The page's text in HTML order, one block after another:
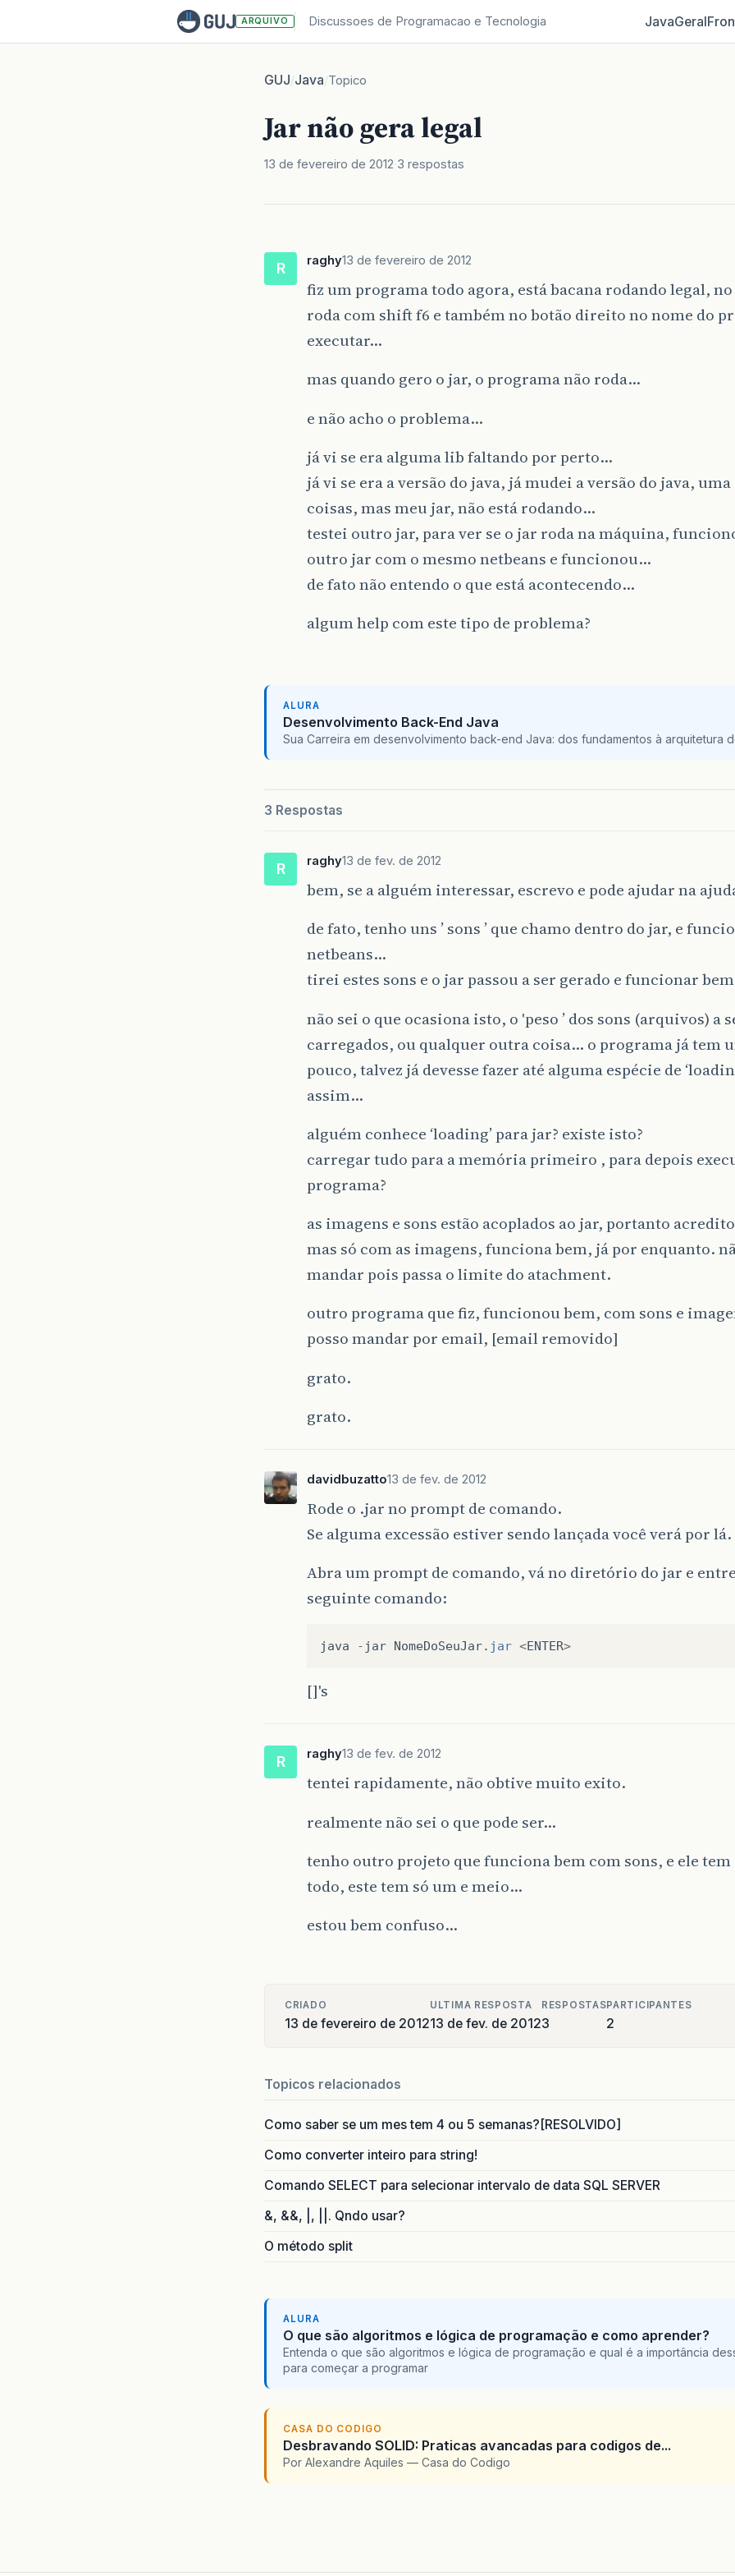
ARQUIVO Discussoes de Programacao e Tecnologia JavaGeral
GUJ/Java/Topico
Jar não gera legal
13 de fevereiro de 2012 3 respostas
R raghy13 de fevereiro de 2012
fiz um programa todo agora, está bacana rodando legal,
roda com shift f6 e também no botão direito no nome do
executar…
mas quando gero o jar, o programa não roda…
e não acho o problema…
já vi se era alguma lib faltando por perto…
já vi se era a versão do java, já mudei a versão do java,
coisas, mas meu jar, não está rodando…
testei outro jar, para ver se o jar roda na máquina,
outro jar com o mesmo netbeans e funcionou…
de fato não entendo o que está acontecendo…
algum help com este tipo de problema?
ALURA
Desenvolvimento Back-End Java
Sua Carreira em desenvolvimento back-end Java: dos fundamentos à arquitetura
3 Respostas
R raghy13 de fev. de 2012
bem, se a alguém interessar, escrevo e pode ajudar na
de fato, tenho uns ’ sons ’ que chamo dentro do jar, e
netbeans…
tirei estes sons e o jar passou a ser gerado e funcionar
não sei o que ocasiona isto, o 'peso ’ dos sons (arquivos) a
carregados, ou qualquer outra coisa… o programa já tem
pouco, talvez já devesse fazer até alguma espécie de
assim…
alguém conhece ‘loading’ para jar? existe isto?
carregar tudo para a memória primeiro , para depois
programa?
as imagens e sons estão acoplados ao jar, portanto
mas só com as imagens, funciona bem, já por enquanto.
mandar pois passa o limite do atachment.
outro programa que fiz, funcionou bem, com sons e
posso mandar por email, [email removido]
grato.
grato.
davidbuzatto13 de fev. de 2012
Rode o .jar no prompt de comando.
Se alguma excessão estiver sendo lançada você verá por lá.
Abra um prompt de comando, vá no diretório do jar e
seguinte comando:
java - jar NomeDoSeuJar. jar <ENTER>
[]'s
R raghy13 de fev. de 2012
tentei rapidamente, não obtive muito exito.
realmente não sei o que pode ser…
tenho outro projeto que funciona bem com sons, e ele tem
todo, este tem só um e meio…
estou bem confuso…
CRIADO
13 de fevereiro de 2012
ULTIMA RESPOSTA
13 de fev. de 2012
RESPOSTAS
3
PARTICIPANTES
2
Topicos relacionados
Como saber se um mes tem 4 ou 5 semanas?[RESOLVIDO]
Como converter inteiro para string!
Comando SELECT para selecionar intervalo de data SQL SERVER
&, &&, |, ||. Qndo usar?
O método split
ALURA
O que são algoritmos e lógica de programação e como aprender?
Entenda o que são algoritmos e lógica de programação e qual é a importância
para começar a programar
CASA DO CODIGO
Desbravando SOLID: Praticas avancadas para codigos de...
Por Alexandre Aquiles — Casa do Codigo